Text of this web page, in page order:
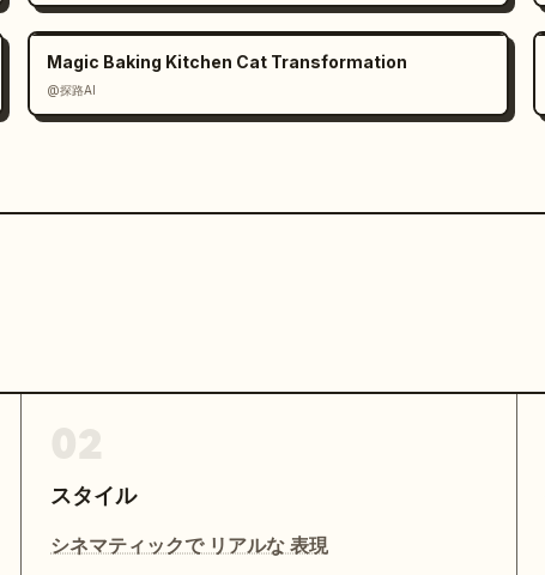
Magic Baking Kitchen Cat Transformation
@探路AI
スタイル
シネマティックで リアルな 表現